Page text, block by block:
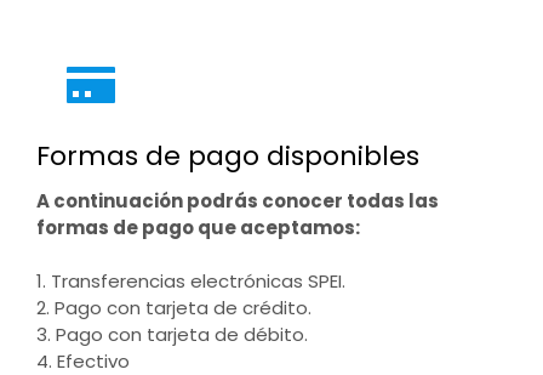
Formas de pago disponibles
A continuación podrás conocer todas las
formas de pago que aceptamos:
1. Transferencias electrónicas SPEI.
2. Pago con tarjeta de crédito.
3. Pago con tarjeta de débito.
4. Efectivo